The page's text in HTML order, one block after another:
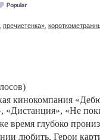
пречистенка»
кинокомпания
«Дистанция», «Не
время глубоко
любить. Герои